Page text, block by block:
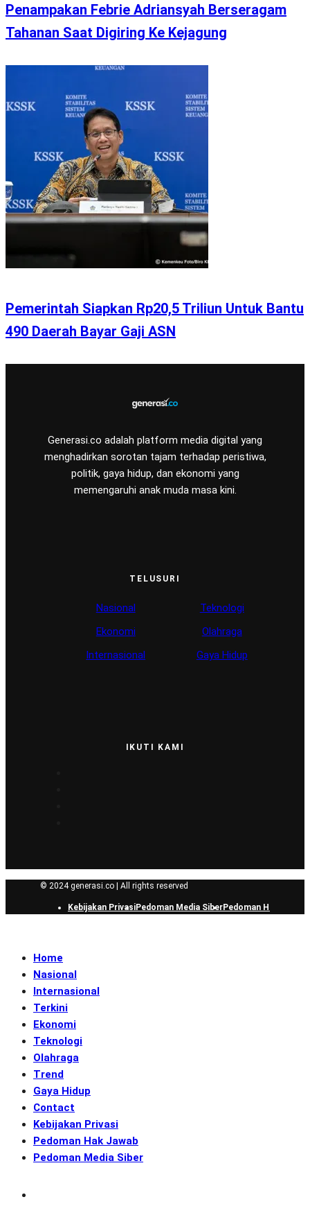
Penampakan Febrie Adriansyah Berseragam
Tahanan Saat Digiring Ke Kejagung
Pemerintah Siapkan Rp20,5 Triliun Untuk Bantu
490 Daerah Bayar Gaji ASN
Generasi.co adalah platform media digital yang
menghadirkan sorotan tajam terhadap peristiwa,
politik, gaya hidup, dan ekonomi yang
memengaruhi anak muda masa kini.
TELUSURI
Nasional
Ekonomi
Internasional
Teknologi
Olahraga
Gaya Hidup
IKUTI KAMI
© 2024 generasi.co | All rights reserved
Kebijakan PrivasiPedoman Media SiberPedoman Hak Jawab
Home
Nasional
Internasional
Terkini
Ekonomi
Teknologi
Olahraga
Trend
Gaya Hidup
Contact
Kebijakan Privasi
Pedoman Hak Jawab
Pedoman Media Siber